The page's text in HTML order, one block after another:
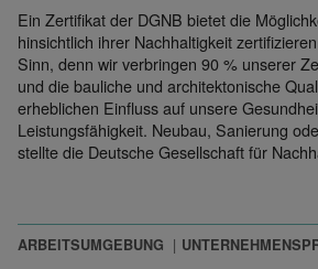
Ein Zertifikat der DGNB bietet die
hinsichtlich ihrer Nachhaltigkeit
Sinn, denn wir verbringen 90 % unserer
und die bauliche und architektonische
erheblichen Einfluss auf unsere
Leistungsfähigkeit. Neubau, Sanierung
stellte die Deutsche Gesellschaft für
ARBEITSUMGEBUNG